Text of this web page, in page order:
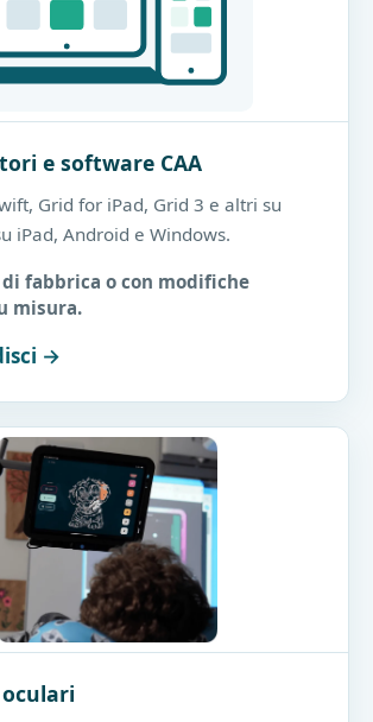
e software CAA
Grid for iPad, Grid 3 e altri su
iPad, Android e Windows.
fabbrica o con modifiche
misura.
→